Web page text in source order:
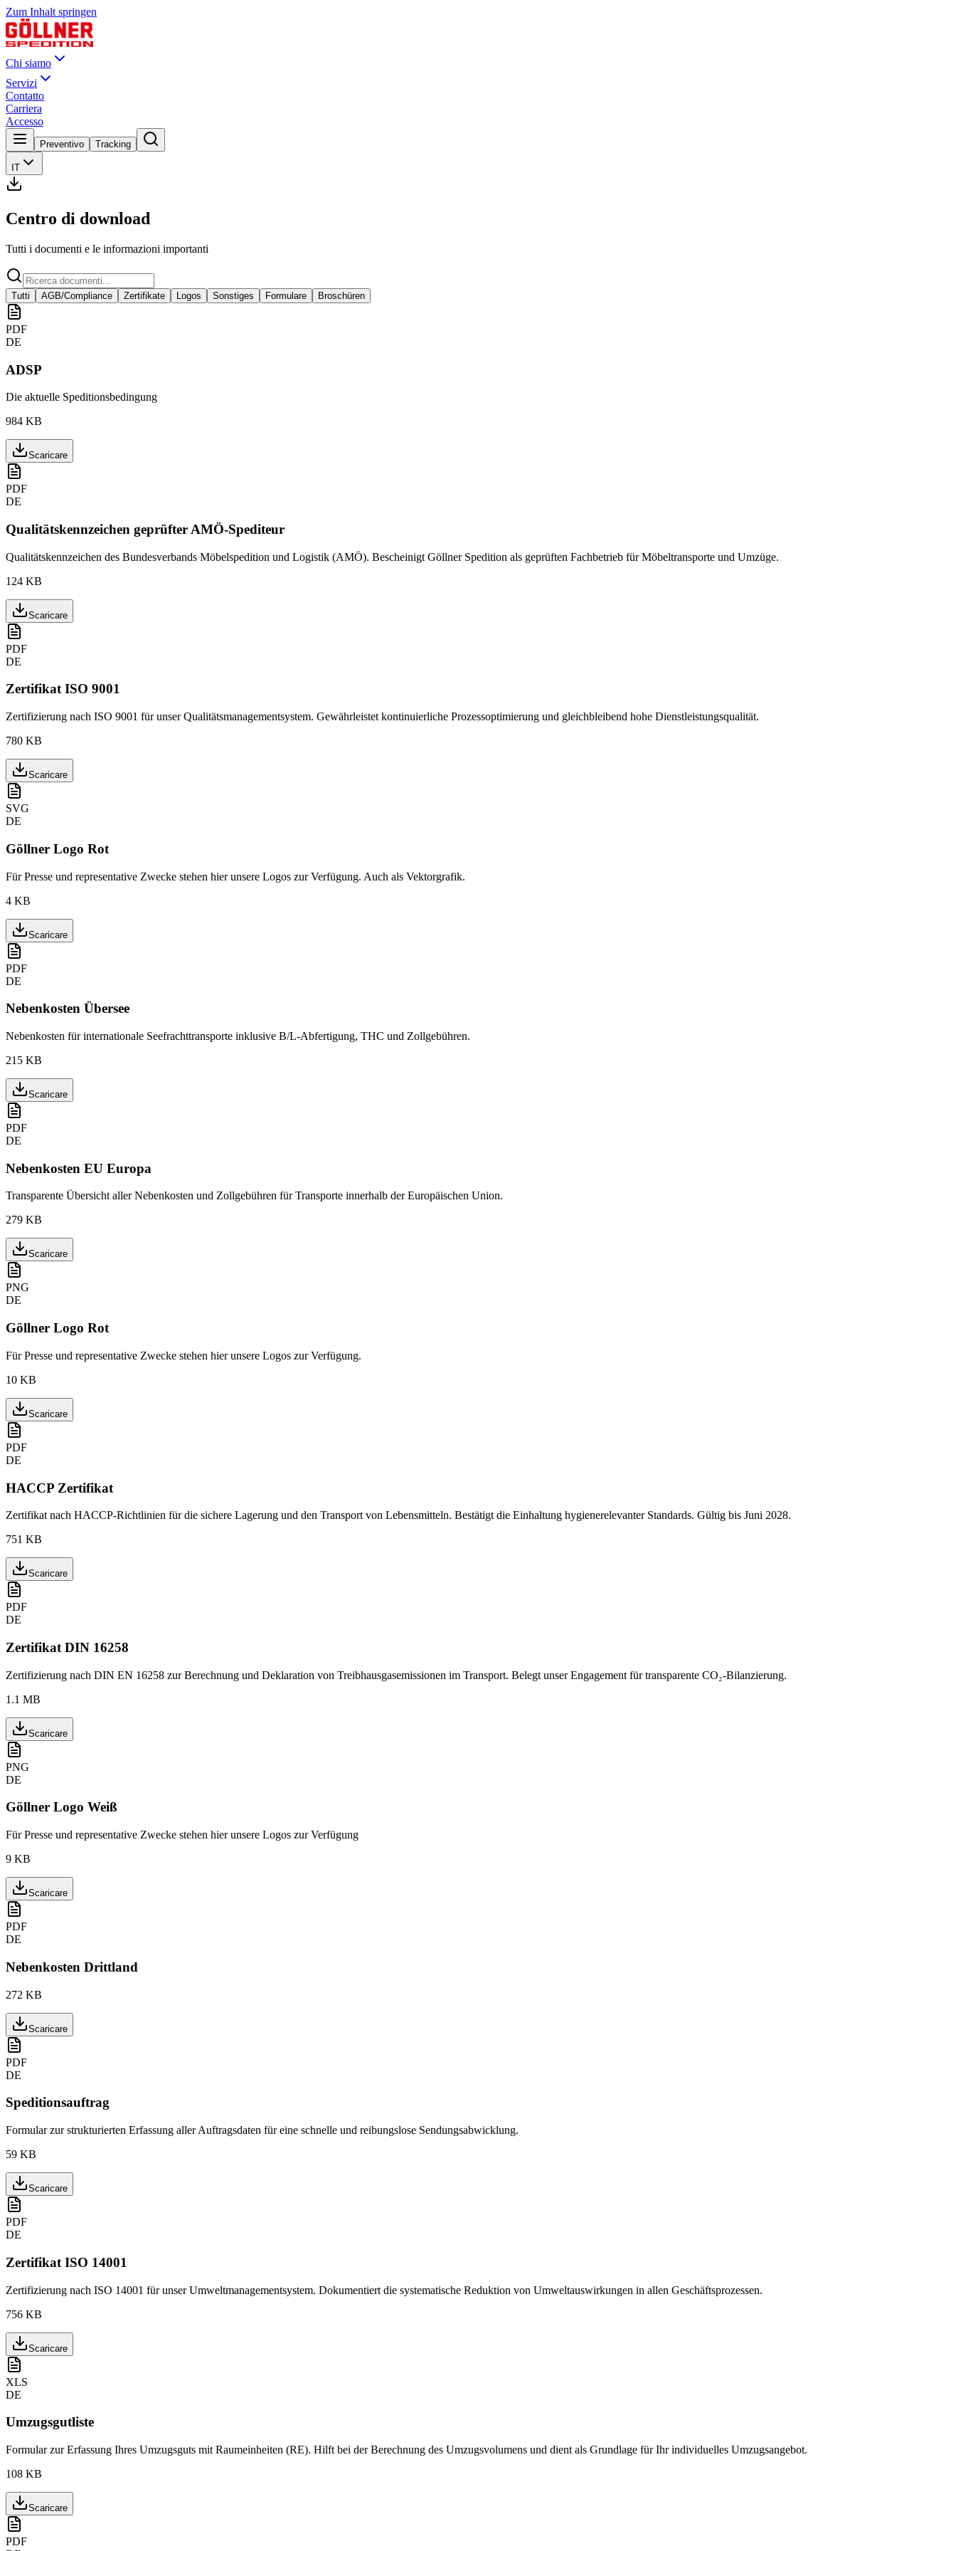
Zum Inhalt springen
Chi siamo
Servizi
Contatto
Carriera
Accesso
Preventivo Tracking
IT
Centro di download
Tutti i documenti e le informazioni importanti
Tutti AGB/Compliance Zertifikate Logos Sonstiges Formulare Broschüren
PDF
DE
ADSP
Die aktuelle Speditionsbedingung
984 KB
Scaricare
PDF
DE
Qualitätskennzeichen geprüfter AMÖ-Spediteur
Qualitätskennzeichen des Bundesverbands Möbelspedition und Logistik (AMÖ). Bescheinigt Göllner Spedition als geprüften Fachbetrieb für Möbeltransporte und Umzüge.
124 KB
Scaricare
PDF
DE
Zertifikat ISO 9001
Zertifizierung nach ISO 9001 für unser Qualitätsmanagementsystem. Gewährleistet kontinuierliche Prozessoptimierung und gleichbleibend hohe Dienstleistungsqualität.
780 KB
Scaricare
SVG
DE
Göllner Logo Rot
Für Presse und representative Zwecke stehen hier unsere Logos zur Verfügung. Auch als Vektorgrafik.
4 KB
Scaricare
PDF
DE
Nebenkosten Übersee
Nebenkosten für internationale Seefrachttransporte inklusive B/L-Abfertigung, THC und Zollgebühren.
215 KB
Scaricare
PDF
DE
Nebenkosten EU Europa
Transparente Übersicht aller Nebenkosten und Zollgebühren für Transporte innerhalb der Europäischen Union.
279 KB
Scaricare
PNG
DE
Göllner Logo Rot
Für Presse und representative Zwecke stehen hier unsere Logos zur Verfügung.
10 KB
Scaricare
PDF
DE
HACCP Zertifikat
Zertifikat nach HACCP-Richtlinien für die sichere Lagerung und den Transport von Lebensmitteln. Bestätigt die Einhaltung hygienerelevanter Standards. Gültig bis Juni 2028.
751 KB
Scaricare
PDF
DE
Zertifikat DIN 16258
Zertifizierung nach DIN EN 16258 zur Berechnung und Deklaration von Treibhausgasemissionen im Transport. Belegt unser Engagement für transparente CO₂-Bilanzierung.
1.1 MB
Scaricare
PNG
DE
Göllner Logo Weiß
Für Presse und representative Zwecke stehen hier unsere Logos zur Verfügung
9 KB
Scaricare
PDF
DE
Nebenkosten Drittland
272 KB
Scaricare
PDF
DE
Speditionsauftrag
Formular zur strukturierten Erfassung aller Auftragsdaten für eine schnelle und reibungslose Sendungsabwicklung.
59 KB
Scaricare
PDF
DE
Zertifikat ISO 14001
Zertifizierung nach ISO 14001 für unser Umweltmanagementsystem. Dokumentiert die systematische Reduktion von Umweltauswirkungen in allen Geschäftsprozessen.
756 KB
Scaricare
XLS
DE
Umzugsgutliste
Formular zur Erfassung Ihres Umzugsguts mit Raumeinheiten (RE). Hilft bei der Berechnung des Umzugsvolumens und dient als Grundlage für Ihr individuelles Umzugsangebot.
108 KB
Scaricare
PDF